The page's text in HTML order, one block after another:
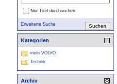
Nur Titel durchsuchen
Erweiterte Suche
Kategorien
mein VOLVO
Technik
Archiv